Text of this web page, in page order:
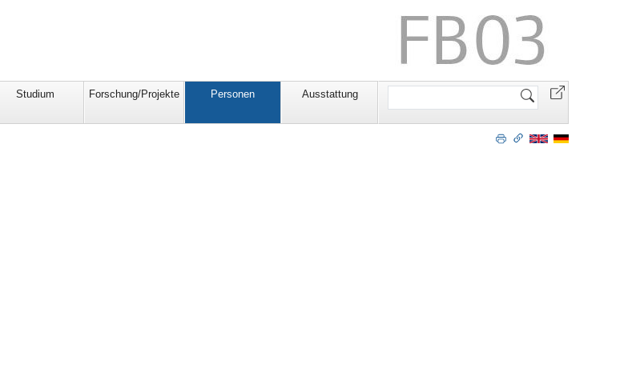
Studium Forschung/Projekte Personen Ausstattung
Website